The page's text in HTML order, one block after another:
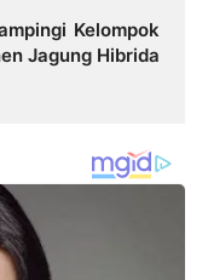
Kelompok
Jagung Hibrida